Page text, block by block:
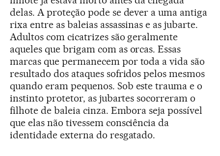
delas. A proteção pode se dever a uma antiga
rixa entre as baleias assassinas e as jubarte.
Adultos com cicatrizes são geralmente
aqueles que brigam com as orcas. Essas
marcas que permanecem por toda a vida são
resultado dos ataques sofridos pelos mesmos
quando eram pequenos. Sob este trauma e o
instinto protetor, as jubartes socorreram o
filhote de baleia cinza. Embora seja possível
que elas não tivessem consciência da
identidade externa do resgatado.